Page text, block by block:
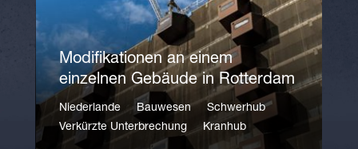
Modifikationen an einem
einzelnen Gebäude in Rotterdam
Niederlande Bauwesen
Schwerhub
Verkürzte Unterbrechung
Kranhub